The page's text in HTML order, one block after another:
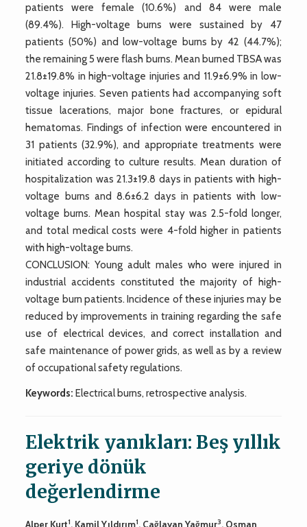
patients were female (10.6%) and 84 were male
(89.4%). High-voltage burns were sustained by 47
patients (50%) and low-voltage burns by 42 (44.7%);
the remaining 5 were flash burns. Mean burned TBSA was
21.8±19.8% in high-voltage injuries and 11.9±6.9% in low-
voltage injuries. Seven patients had accompanying soft
tissue lacerations, major bone fractures, or epidural
hematomas. Findings of infection were encountered in
31 patients (32.9%), and appropriate treatments were
initiated according to culture results. Mean duration of
hospitalization was 21.3±19.8 days in patients with high-
voltage burns and 8.6±6.2 days in patients with low-
voltage burns. Mean hospital stay was 2.5-fold longer,
and total medical costs were 4-fold higher in patients
with high-voltage burns.
CONCLUSION: Young adult males who were injured in
industrial accidents constituted the majority of high-
voltage burn patients. Incidence of these injuries may be
reduced by improvements in training regarding the safe
use of electrical devices, and correct installation and
safe maintenance of power grids, as well as by a review
of occupational safety regulations.
Keywords: Electrical burns, retrospective analysis.
Elektrik yanıkları: Beş yıllık
geriye dönük
değerlendirme
Alper Kurt1, Kamil Yıldırım1, Çağlayan Yağmur3, Osman